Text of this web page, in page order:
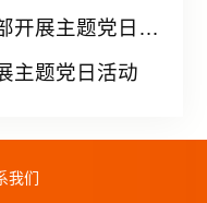
教学科研部党支部开展主题党日活动
主题党日活动
我们